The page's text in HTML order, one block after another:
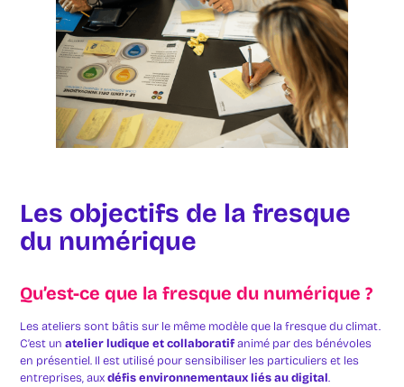
Les objectifs de la fresque
du numérique
Qu’est-ce que la fresque du numérique ?
Les ateliers sont bâtis sur le même modèle que la fresque du climat.
C’est unatelier ludique et collaboratifanimé par des bénévoles
en présentiel. Il est utilisé pour sensibiliser les particuliers et les
entreprises, auxdéfis environnementaux liés au digital.